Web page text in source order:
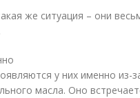
же ситуация – они
у них именно из-
масла. Оно